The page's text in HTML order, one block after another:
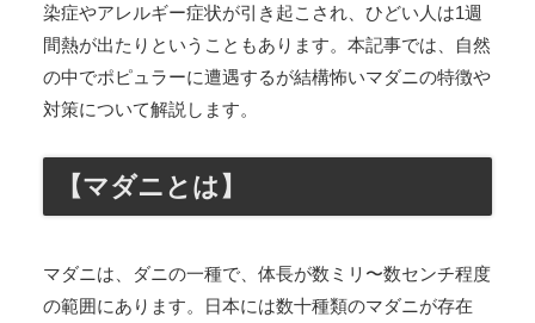
染症やアレルギー症状が引き起こされ、ひどい人は1週
間熱が出たりということもあります。本記事では、自然
の中でポピュラーに遭遇するが結構怖いマダニの特徴や
対策について解説します。
【マダニとは】
マダニは、ダニの一種で、体長が数ミリ〜数センチ程度
の範囲にあります。日本には数十種類のマダニが存在